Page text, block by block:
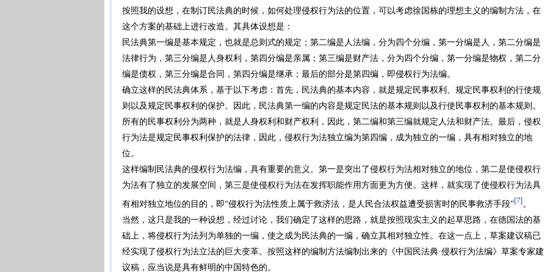
按照我的设想，在制订民法典的时候，如何处理侵权行为法的位置，可以考虑徐国栋的理想主义的编制方法，在
这个方案的基础上进行改造。其具体设想是：
民法典第一编是基本规定，也就是总则式的规定；第二编是人法编，分为四个分编，第一分编是人，第二分编是
法律行为，第三分编是人身权利，第四分编是亲属；第三编是财产法，分为四个分编，第一分编是物权，第二分
编是债权，第三分编是合同，第四分编是继承；最后的部分是第四编，即侵权行为法编。
确立这样的民法典体系，基于以下考虑：首先，民法典的基本内容，就是规定民事权利、规定民事权利的行使规
则以及规定民事权利的保护。因此，民法典第一编的内容是规定民法的基本规则以及行使民事权利的基本规则。
所有的民事权利分为两种，就是人身权利和财产权利，因此，第二编和第三编就规定人法和财产法。最后，侵权
行为法是规定民事权利保护的法律，因此，侵权行为法独立编为第四编，成为独立的一编，具有相对独立的地
位。
这样编制民法典的侵权行为法编，具有重要的意义。第一是突出了侵权行为法相对独立的地位，第二是使侵权行
为法有了独立的发展空间，第三是使侵权行为法在发挥职能作用方面更为方便。这样，就实现了使侵权行为法具
有相对独立地位的目的，即“侵权行为法性质上属于救济法，是人民合法权益遭受损害时的民事救济手段”[7]。
当然，这只是我的一种设想，经过讨论，我们确定了这样的思路，就是按照现实主义的起草思路，在德国法的基
础上，将侵权行为法列为单独的一编，使之成为民法典的一编，确立其相对独立性。在这一点上，草案建议稿已
经实现了侵权行为法立法的巨大变革。按照这样的编制方法编制出来的《中国民法典·侵权行为法编》草案专家建
议稿，应当说是具有鲜明的中国特色的。